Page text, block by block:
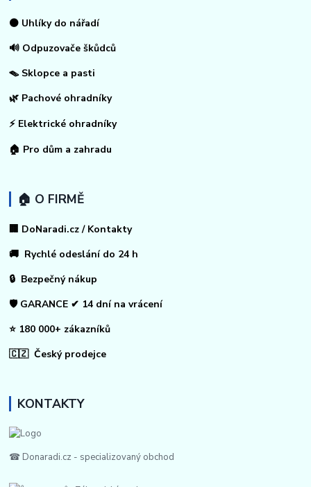
⚫ Uhlíky do nářadí
🔊 Odpuzovače škůdců
🪤 Sklopce a pasti
🌿 Pachové ohradníky
⚡ Elektrické ohradníky
🏠 Pro dům a zahradu
🏠 O FIRMĚ
🏢 DoNaradi.cz / Kontakty
🚚 Rychlé odeslání do 24 h
🔒 Bezpečný nákup
🛡️ GARANCE ✔ 14 dní na vrácení
⭐ 180 000+ zákazníků
🇨🇿 Český prodejce
KONTAKTY
☎ Donaradi.cz - specializovaný obchod